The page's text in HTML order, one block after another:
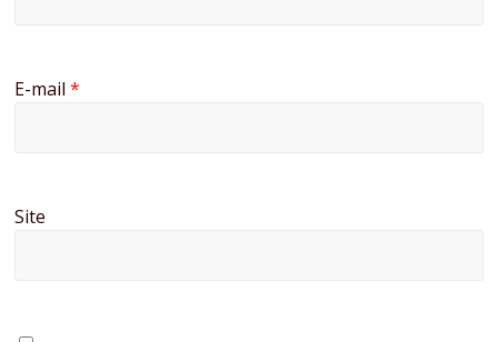
E-mail*
Site